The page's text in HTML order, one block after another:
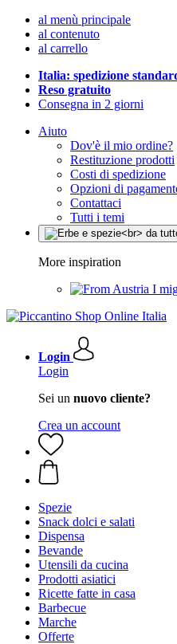
al menù principale
al contenuto
al carrello
Italia: spedizione
Reso gratuito
Consegna in 2 giorni
Aiuto
Dov'è il mio ordine?
Restituzione prodotti
Costi di spedizione
Opzioni di
Contattaci
Tutti i temi
More inspiration
I
Login
Login
Sei un nuovo cliente?
Crea un account
Spezie
Snack dolci e salati
Dispensa
Bevande
Utensili da cucina
Prodotti asiatici
Ricette fatte in casa
Barbecue
Marche
Offerte